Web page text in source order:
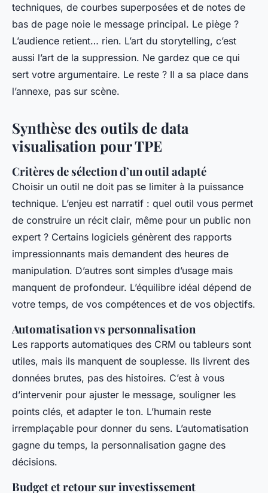
techniques, de courbes superposées et de notes de
bas de page noie le message principal. Le piège ?
L’audience retient… rien. L’art du storytelling, c’est
aussi l’art de la suppression. Ne gardez que ce qui
sert votre argumentaire. Le reste ? Il a sa place dans
l’annexe, pas sur scène.
Synthèse des outils de data
visualisation pour TPE
Critères de sélection d’un outil adapté
Choisir un outil ne doit pas se limiter à la puissance
technique. L’enjeu est narratif : quel outil vous permet
de construire un récit clair, même pour un public non
expert ? Certains logiciels génèrent des rapports
impressionnants mais demandent des heures de
manipulation. D’autres sont simples d’usage mais
manquent de profondeur. L’équilibre idéal dépend de
votre temps, de vos compétences et de vos objectifs.
Automatisation vs personnalisation
Les rapports automatiques des CRM ou tableurs sont
utiles, mais ils manquent de souplesse. Ils livrent des
données brutes, pas des histoires. C’est à vous
d’intervenir pour ajuster le message, souligner les
points clés, et adapter le ton. L’humain reste
irremplaçable pour donner du sens. L’automatisation
gagne du temps, la personnalisation gagne des
décisions.
Budget et retour sur investissement